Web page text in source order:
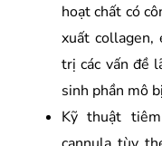
hoạt chất có
xuất collagen,
trị các vấn đề
sinh phần mô
Kỹ thuật